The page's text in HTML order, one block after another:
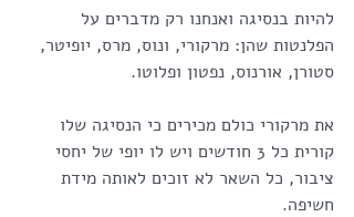
להיות בנסיגה ואנחנו רק מדברים על
הפלנטות שהן: מרקורי, ונוס, מרס, יופיטר,
סטורן, אורנוס, נפטון ופלוטו.
את מרקורי כולם מכירים כי הנסיגה שלו
קורית כל 3 חודשים ויש לו יופי של יחסי
ציבור, כל השאר לא זוכים לאותה מידת
חשיפה.